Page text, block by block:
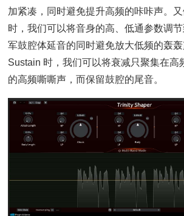
加紧凑，同时避免提升高频的咔咔声。
时，我们可以将音身的高、低通参数调
军鼓腔体延音的同时避免放大低频的轰
Sustain 时，我们可以将衰减只聚集在高
的高频嘶嘶声，而保留鼓腔的尾音。